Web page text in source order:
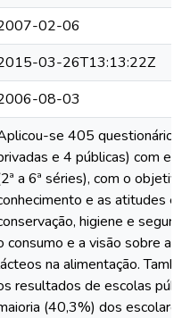
02-06
03-26T13:13:22Z
08-03
se 405
e 4 públicas) com
a 6ª séries), com o
e as atitudes
higiene e
consumo e a visão sobre a
na alimentação.
resultados de escolas
(40,3%) dos